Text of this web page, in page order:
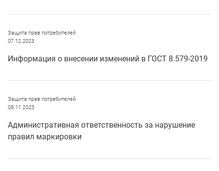
Защита прав потребителей
07.12.2023
Информация о внесении изменений в ГОСТ 8.579-2019
Защита прав потребителей
08.11.2023
Административная ответственность за нарушение
правил маркировки